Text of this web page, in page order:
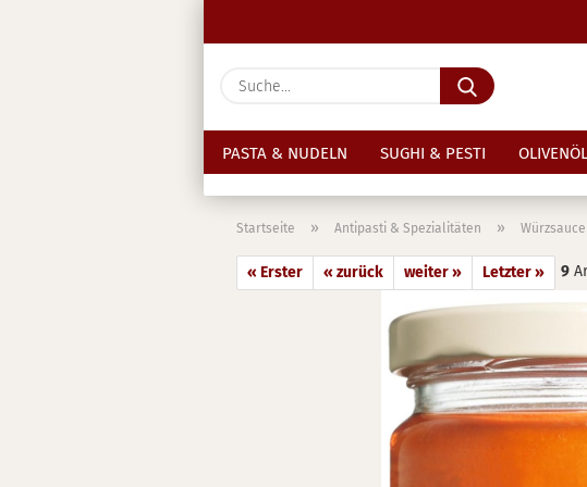
Suche...
PASTA & NUDELN SUGHI & PESTI
Startseite » Antipasti & Spezialitäten »
« Erster « zurück weiter » Letzter » 9